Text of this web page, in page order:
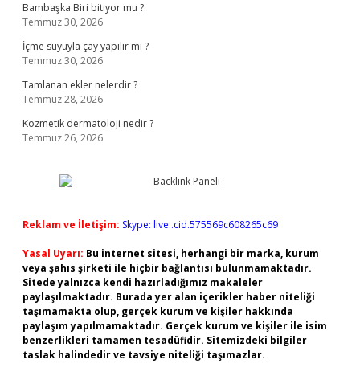
Bambaşka Biri bitiyor mu ?
Temmuz 30, 2026
İçme suyuyla çay yapılır mı ?
Temmuz 30, 2026
Tamlanan ekler nelerdir ?
Temmuz 28, 2026
Kozmetik dermatoloji nedir ?
Temmuz 26, 2026
Reklam ve İletişim: Skype: live:.cid.575569c608265c69
Yasal Uyarı: Bu internet sitesi, herhangi bir marka, kurum
veya şahıs şirketi ile hiçbir bağlantısı bulunmamaktadır.
Sitede yalnızca kendi hazırladığımız makaleler
paylaşılmaktadır. Burada yer alan içerikler haber niteliği
taşımamakta olup, gerçek kurum ve kişiler hakkında
paylaşım yapılmamaktadır. Gerçek kurum ve kişiler ile isim
benzerlikleri tamamen tesadüfidir. Sitemizdeki bilgiler
taslak halindedir ve tavsiye niteliği taşımazlar.